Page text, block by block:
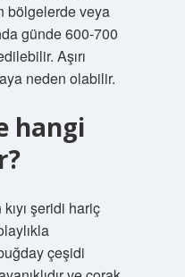
bölgelerde veya
günde 600-700
Aşırı
neden olabilir.
hangi
şeridi hariç
çeşidi